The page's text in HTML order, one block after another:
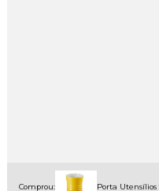
Comprou: Porta Utensílios